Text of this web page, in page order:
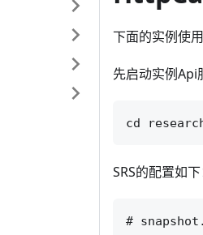
下面的实例使
先启动实例Api
SRS的配置如下
#